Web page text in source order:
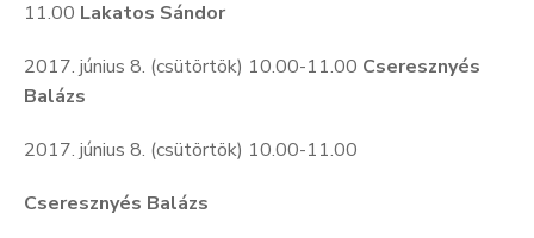
11.00 Lakatos Sándor
2017. június 8. (csütörtök) 10.00-11.00 Cseresznyés
Balázs
2017. június 8. (csütörtök) 10.00-11.00
Cseresznyés Balázs